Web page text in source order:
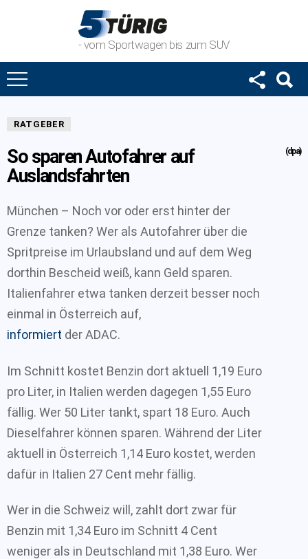
- vom Sportwagen bis zum SUV
RATGEBER
So sparen Autofahrer auf
Auslandsfahrten
(dpa)
München – Noch vor oder erst hinter der
Grenze tanken? Wer als Autofahrer über die
Spritpreise im Urlaubsland und auf dem Weg
dorthin Bescheid weiß, kann Geld sparen.
Italienfahrer etwa tanken derzeit besser noch
einmal in Österreich auf,
informiert der ADAC.
Im Schnitt kostet Benzin dort aktuell 1,19 Euro
pro Liter, in Italien werden dagegen 1,55 Euro
fällig. Wer 50 Liter tankt, spart 18 Euro. Auch
Dieselfahrer können sparen. Während der Liter
aktuell in Österreich 1,14 Euro kostet, werden
dafür in Italien 27 Cent mehr fällig.
Wer in die Schweiz will, zahlt dort zwar für
Benzin mit 1,34 Euro im Schnitt 4 Cent
weniger als in Deutschland mit 1,38 Euro. Wer